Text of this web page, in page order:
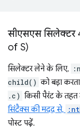
सीएसएस सिलेक्टर
of S)
सिलेक्टर लेने के लिए,
child() को बड़ा
.c) किसी पैरंट के तहत
सिंटैक्स की मदद से,
पोस्ट पढ़ें.